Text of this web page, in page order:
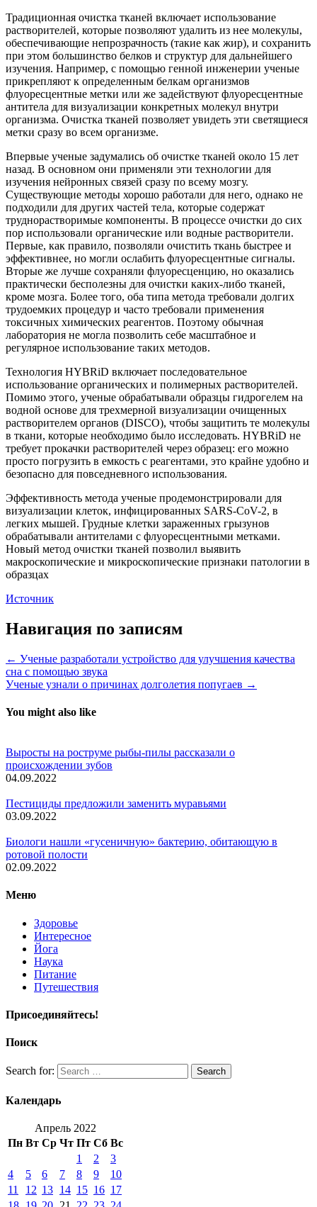
Традиционная очистка тканей включает использование
растворителей, которые позволяют удалить из нее молекулы,
обеспечивающие непрозрачность (такие как жир), и сохранить
при этом большинство белков и структур для дальнейшего
изучения. Например, с помощью генной инженерии ученые
прикрепляют к определенным белкам организмов
флуоресцентные метки или же задействуют флуоресцентные
антитела для визуализации конкретных молекул внутри
организма. Очистка тканей позволяет увидеть эти светящиеся
метки сразу во всем организме.
Впервые ученые задумались об очистке тканей около 15 лет
назад. В основном они применяли эти технологии для
изучения нейронных связей сразу по всему мозгу.
Существующие методы хорошо работали для него, однако не
подходили для других частей тела, которые содержат
труднорастворимые компоненты. В процессе очистки до сих
пор использовали органические или водные растворители.
Первые, как правило, позволяли очистить ткань быстрее и
эффективнее, но могли ослабить флуоресцентные сигналы.
Вторые же лучше сохраняли флуоресценцию, но оказались
практически бесполезны для очистки каких-либо тканей,
кроме мозга. Более того, оба типа метода требовали долгих
трудоемких процедур и часто требовали применения
токсичных химических реагентов. Поэтому обычная
лаборатория не могла позволить себе масштабное и
регулярное использование таких методов.
Технология HYBRiD включает последовательное
использование органических и полимерных растворителей.
Помимо этого, ученые обрабатывали образцы гидрогелем на
водной основе для трехмерной визуализации очищенных
растворителем органов (DISCO), чтобы защитить те молекулы
в ткани, которые необходимо было исследовать. HYBRiD не
требует прокачки растворителей через образец: его можно
просто погрузить в емкость с реагентами, это крайне удобно и
безопасно для повседневного использования.
Эффективность метода ученые продемонстрировали для
визуализации клеток, инфицированных SARS-CoV-2, в
легких мышей. Грудные клетки зараженных грызунов
обрабатывали антителами с флуоресцентными метками.
Новый метод очистки тканей позволил выявить
макроскопические и микроскопические признаки патологии в
образцах
Источник
Навигация по записям
← Ученые разработали устройство для улучшения качества
сна с помощью звука
Ученые узнали о причинах долголетия попугаев →
You might also like
Выросты на роструме рыбы-пилы рассказали о
происхождении зубов
04.09.2022
Пестициды предложили заменить муравьями
03.09.2022
Биологи нашли «гусеничную» бактерию, обитающую в
ротовой полости
02.09.2022
Меню
Здоровье
Интересное
Йога
Наука
Питание
Путешествия
Присоединяйтесь!
Поиск
Search for: Search
Календарь
Апрель 2022
Пн Вт Ср Чт Пт Сб Вс
1
2
3
4
5 6 7 8 9
10
11
12 13 14 15 16 17